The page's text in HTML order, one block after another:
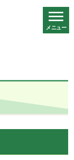
メニュー